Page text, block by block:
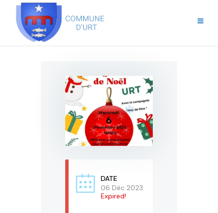
DATE
06 Déc 2023
Expired!